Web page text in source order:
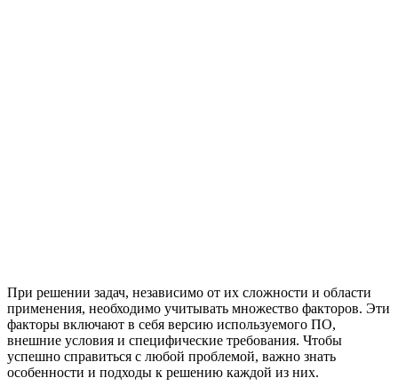
При решении задач, независимо от их сложности и области
применения, необходимо учитывать множество факторов. Эти
факторы включают в себя версию используемого ПО,
внешние условия и специфические требования. Чтобы
успешно справиться с любой проблемой, важно знать
особенности и подходы к решению каждой из них.